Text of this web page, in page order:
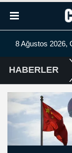
8 Ağustos 2026,
HABERLER